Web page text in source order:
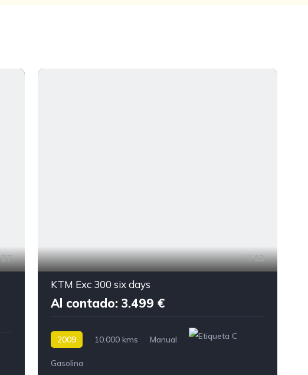
27 13
KTM Exc 300 six days
Al contado: 3.499 €
2009 10.000 kms Manual
Gasolina